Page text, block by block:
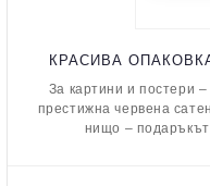
КРАСИВА
За картини и постери
престижна червена
нищо –